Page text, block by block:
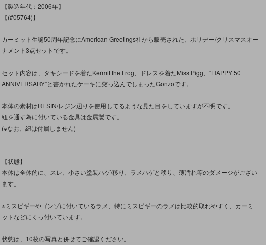
【製造年代：2006年】
【(#05764)】
カーミット生誕50周年記念にAmerican Greetings社から販売された、ホリデー/クリスマスオー
ナメント3点セットです。
セット内容は、タキシードを着たKermit the Frog、ドレスを着たMiss Pigg、“HAPPY 50
ANNIVERSARY”と書かれたケーキに突っ込んでしまったGonzoです。
本体の素材はRESIN/レジン辺りを使用してるような見た目をしていますが不明です。
紐を通す為に付いている金具は金属製です。
(※なお、紐は付属しません)
【状態】
本体は全体的に、スレ、小さい塗装ハゲ/移り、ラメハゲと移り、薄汚れ等のダメージがござい
ます。
※ミスピギーやゴンゾに付いているラメ、特にミスピギーのラメは比較的取れやすく、カーミ
ットなどにくっ付いています。
状態は、10枚の写真と併せてご確認ください。